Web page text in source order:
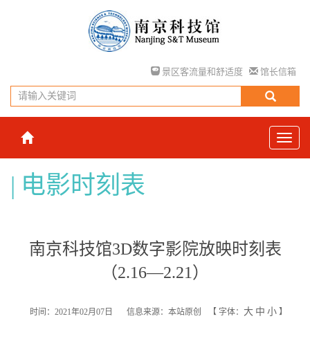
景区客流量和舒适度 馆长信箱
电影时刻表
南京科技馆3D数字影院放映时刻表
（2.16—2.21）
时间：2021年02月07日 信息来源：本站原创 【 字体： 大 中 小 】